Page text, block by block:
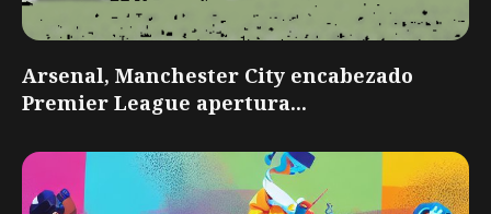
Arsenal, Manchester City encabezado
Premier League apertura...